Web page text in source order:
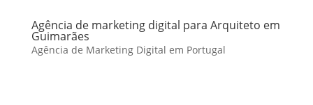
Agência de marketing digital para Arquiteto em
Guimarães
Agência de Marketing Digital em Portugal